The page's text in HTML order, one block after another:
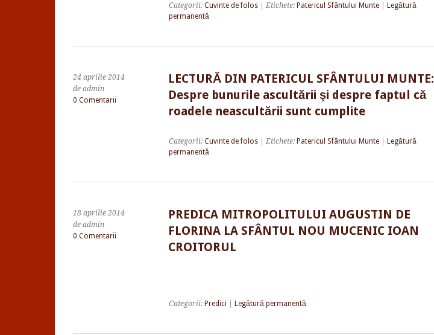
Categorii: Cuvinte de folos| Etichete: Patericul Sfântului Munte| Legătură
permanentă
24 aprilie 2014
de admin
0 Comentarii
LECTURĂ DIN PATERICUL SFÂNTULUI MUNTE:
Despre bunurile ascultării şi despre faptul că
roadele neascultării sunt cumplite
Categorii: Cuvinte de folos| Etichete: Patericul Sfântului Munte| Legătură
permanentă
18 aprilie 2014
de admin
0 Comentarii
PREDICA MITROPOLITULUI AUGUSTIN DE
FLORINA LA SFÂNTUL NOU MUCENIC IOAN
CROITORUL
Categorii: Predici Legătură permanentă